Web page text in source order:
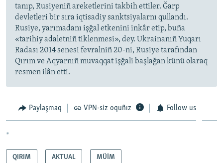
tanıp, Rusiyeniñ areketlerini takbih ettiler. Ğarp
devletleri bir sıra iqtisadiy sanktsiyalarnı qullandı.
Rusiye, yarımadanı işğal etkenini inkâr etip, buña
«tarihiy adaletniñ tiklenmesi», dey. Ukrainanıñ Yuqarı
Radası 2014 senesi fevralniñ 20-ni, Rusiye tarafından
Qırım ve Aqyarnıñ muvaqqat işğali başlağan künü olaraq
resmen ilân etti.
Paylaşmaq VPN-siz oquñız Follow us
*
QIRIM AKTUAL MÜİM